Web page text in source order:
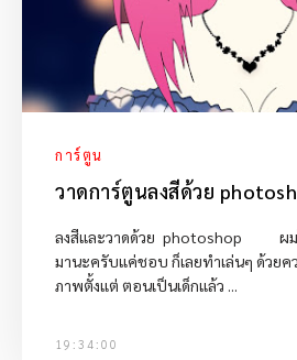
การ์ตูน
วาดการ์ตูนลงสีด้วย
ลงสีและวาดด้วย photoshop ผมไ
มานะครับแค่ชอบ ก็เลยทำเล่นๆ ด้วยค
ภาพตั้งแต่ ตอนเป็นเด็กแล้ว ...
19:34:00